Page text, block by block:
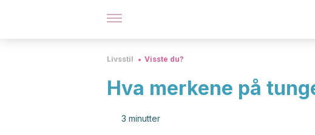
Livsstil Visste du?
Hva merkene på
3 minutter